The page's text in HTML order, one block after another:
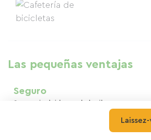
Las pequeñas ventajas
Seguro
Seguro incluido en el alquiler